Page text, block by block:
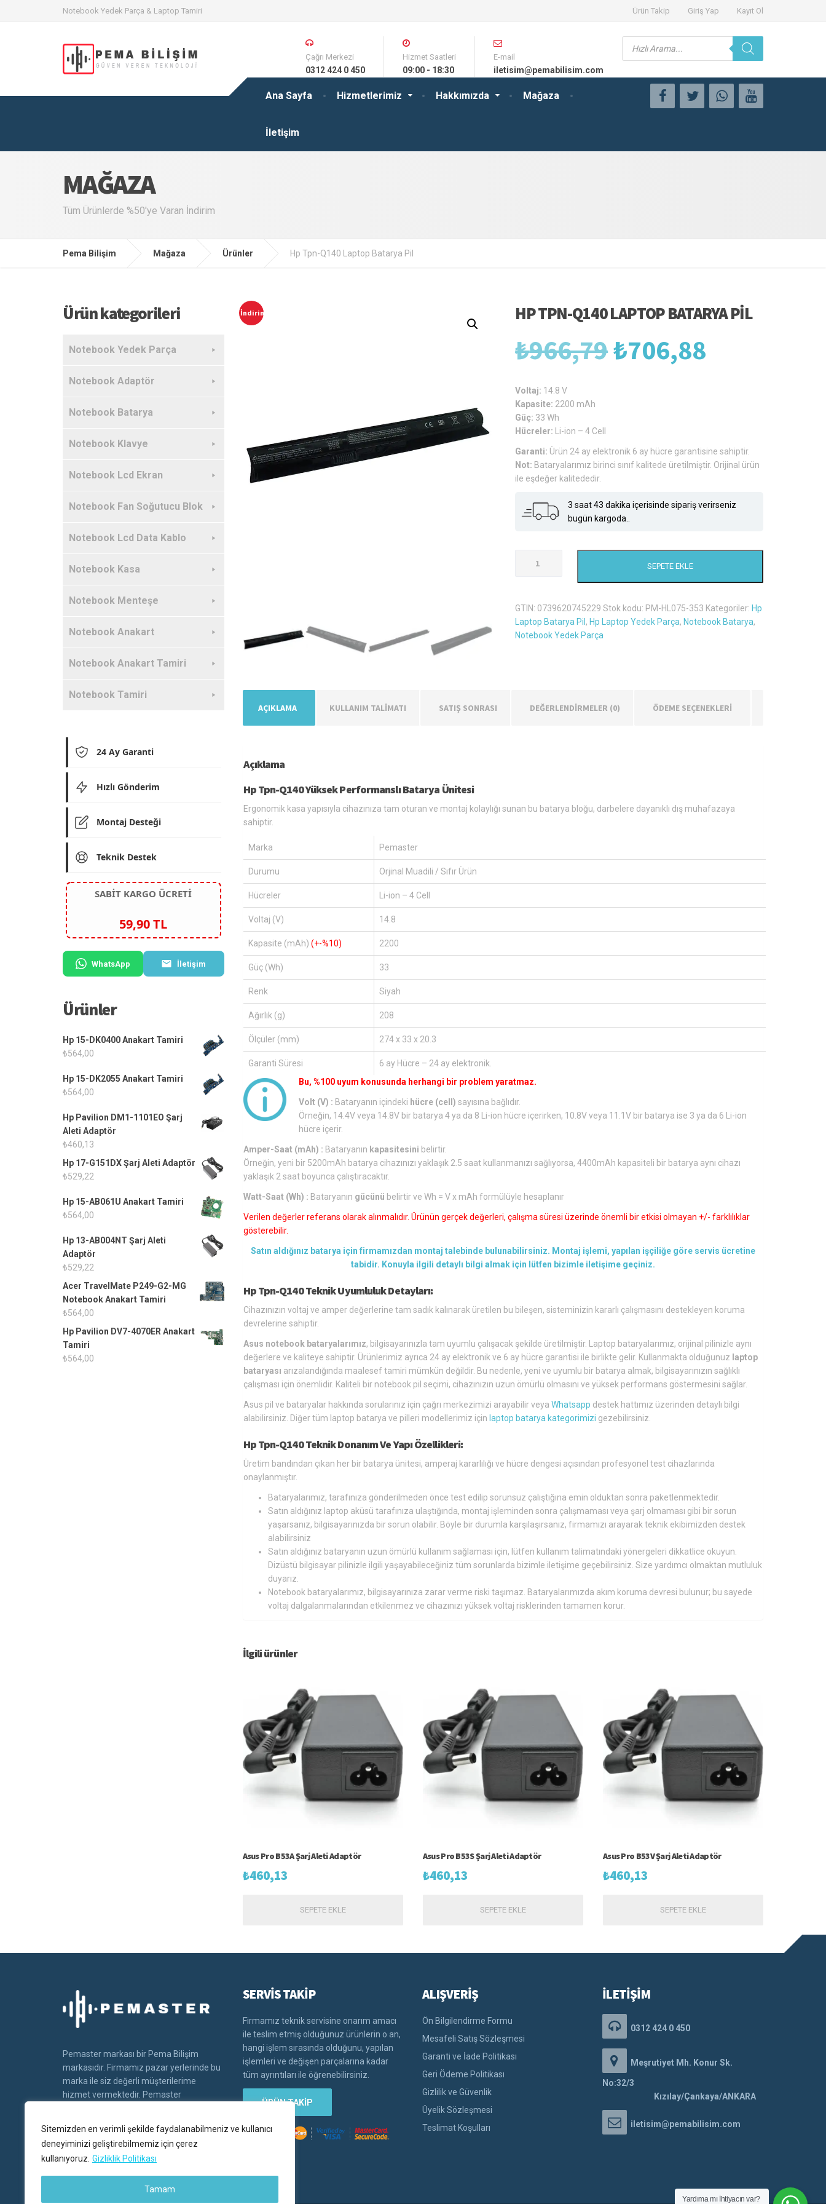
Sitemizden en verimli şekilde faydalanabilmeniz ve kullanıcı
deneyiminizi geliştirebilmemiz için çerez
kullanıyoruz. Gizliklik Politikası
Tamam
Notebook Yedek Parça & Laptop Tamiri Ürün Takip Giriş Yap Kayıt Ol
Ana Sayfa Hizmetlerimiz Hakkımızda Mağaza
İletişim
Çağrı Merkezi
0312 424 0 450
Hizmet Saatleri
09:00 - 18:30
E-mail
iletisim@pemabilisim.com
Products
search
MAĞAZA
Tüm Ürünlerde %50'ye Varan İndirim
Pema Bilişim Mağaza Ürünler Hp Tpn-Q140 Laptop Batarya Pil
İndirim! HP TPN-Q140 LAPTOP BATARYA PIL
₺966,79Orijinal
₺706,88
₺706,88.
Voltaj: 14.8 V
Kapasite: 2200 mAh
Güç: 33 Wh
Hücreler:
Li-ion – 4 Cell
Garanti: Ürün 24 ay elektronik 6 ay hücre garantisine sahiptir.
Not: Bataryalarımız birinci sınıf kalitede üretilmiştir. Orijinal ürün
ile eşdeğer kalitededir.
3 saat 43 dakika içerisinde sipariş verirseniz
bugün kargoda..
Batarya
Pil
adet
SEPETE EKLE
GTIN: 0739620745229 Stok kodu: PM-HL075-353 Kategoriler: Hp
Laptop Batarya Pil , Hp Laptop Yedek Parça, Notebook Batarya,
Notebook Yedek Parça
AÇIKLAMA KULLANIM TALİMATI SATIŞ SONRASI DEĞERLENDIRMELER (0) ÖDEME SEÇENEKLERİ
Açıklama
Hp Tpn-Q140 Yüksek Performanslı Batarya Ünitesi
Ergonomik kasa yapısıyla cihazınıza tam oturan ve montaj kolaylığı sunan bu batarya bloğu, darbelere dayanıklı dış muhafazaya
sahiptir.
Marka Pemaster
Durumu Orjinal Muadili / Sıfır Ürün
Hücreler Li-ion – 4 Cell
Voltaj (V) 14.8
Kapasite (mAh) (+-%10) 2200
Güç (Wh) 33
Renk Siyah
Ağırlık (g) 208
Ölçüler (mm) 274 x 33 x 20.3
Garanti Süresi
6 ay Hücre – 24 ay elektronik.
Bu, %100 uyum konusunda herhangi bir problem yaratmaz.
Volt (V) : Bataryanın içindeki hücre (cell) sayısına bağlıdır.
Örneğin, 14.4V veya 14.8V bir batarya 4 ya da 8 Li-ion hücre içerirken, 10.8V veya 11.1V bir batarya ise 3 ya da 6 Li-ion
hücre içerir.
Amper-Saat (mAh) : Bataryanın kapasitesini belirtir.
Örneğin, yeni bir 5200mAh batarya cihazınızı yaklaşık 2.5 saat kullanmanızı sağlıyorsa, 4400mAh kapasiteli bir batarya aynı cihazı
yaklaşık 2 saat boyunca çalıştıracaktır.
Watt-Saat (Wh) : Bataryanın gücünü belirtir ve Wh = V x mAh formülüyle hesaplanır
Verilen değerler referans olarak alınmalıdır. Ürünün gerçek değerleri, çalışma süresi üzerinde önemli bir etkisi olmayan +/- farklılıklar
gösterebilir.
Satın aldığınız batarya için firmamızdan montaj talebinde bulunabilirsiniz. Montaj işlemi, yapılan işçiliğe göre servis ücretine
tabidir. Konuyla ilgili detaylı bilgi almak için lütfen bizimle iletişime geçiniz.
Hp Tpn-Q140 Teknik Uyumluluk Detayları:
Cihazınızın voltaj ve amper değerlerine tam sadık kalınarak üretilen bu bileşen, sisteminizin kararlı çalışmasını destekleyen koruma
devrelerine sahiptir.
Asus notebook bataryalarımız, bilgisayarınızla tam uyumlu çalışacak şekilde üretilmiştir. Laptop bataryalarımız, orijinal pilinizle aynı
değerlere ve kaliteye sahiptir. Ürünlerimiz ayrıca 24 ay elektronik ve 6 ay hücre garantisi ile birlikte gelir. Kullanmakta olduğunuz laptop
bataryası arızalandığında maalesef tamiri mümkün değildir. Bu nedenle, yeni ve uyumlu bir batarya almak, bilgisayarınızın sağlıklı
çalışması için önemlidir. Kaliteli bir notebook pil seçimi, cihazınızın uzun ömürlü olmasını ve yüksek performans göstermesini sağlar.
Asus pil ve bataryalar hakkında sorularınız için çağrı merkezimizi arayabilir veya Whatsapp destek hattımız üzerinden detaylı bilgi
alabilirsiniz. Diğer tüm laptop batarya ve pilleri modellerimiz için laptop batarya kategorimizi gezebilirsiniz.
Hp Tpn-Q140 Teknik Donanım Ve Yapı Özellikleri:
Üretim bandından çıkan her bir batarya ünitesi, amperaj kararlılığı ve hücre dengesi açısından profesyonel test cihazlarında
onaylanmıştır.
Bataryalarımız, tarafınıza gönderilmeden önce test edilip sorunsuz çalıştığına emin olduktan sonra paketlenmektedir.
Satın aldığınız laptop aküsü tarafınıza ulaştığında, montaj işleminden sonra çalışmaması veya şarj olmaması gibi bir sorun
yaşarsanız, bilgisayarınızda bir sorun olabilir. Böyle bir durumla karşılaşırsanız, firmamızı arayarak teknik ekibimizden destek
alabilirsiniz
Satın aldığınız bataryanın uzun ömürlü kullanım sağlaması için, lütfen kullanım talimatındaki yönergeleri dikkatlice okuyun.
Dizüstü bilgisayar pilinizle ilgili yaşayabileceğiniz tüm sorunlarda bizimle iletişime geçebilirsiniz. Size yardımcı olmaktan mutluluk
duyarız.
Notebook bataryalarımız, bilgisayarınıza zarar verme riski taşımaz. Bataryalarımızda akım koruma devresi bulunur; bu sayede
voltaj dalgalanmalarından etkilenmez ve cihazınızı yüksek voltaj risklerinden tamamen korur.
İlgili ürünler
Asus Pro B53A Şarj Aleti Adaptör
₺460,13
SEPETE EKLE
Asus Pro B53S Şarj Aleti Adaptör
₺460,13
SEPETE EKLE
Asus Pro B53V Şarj Aleti Adaptör
₺460,13
SEPETE EKLE
Ürün kategorileri
Notebook Yedek Parça
Notebook Adaptör
Notebook Batarya
Notebook Klavye
Notebook Lcd Ekran
Notebook Fan Soğutucu Blok
Notebook Lcd Data Kablo
Notebook Kasa
Notebook Menteşe
Notebook Anakart
Notebook Anakart Tamiri
Notebook Tamiri
24 Ay Garanti
Hızlı Gönderim
Montaj Desteği
Teknik Destek
SABİT KARGO ÜCRETİ
59,90 TL
WhatsApp İletişim
Ürünler
Hp 15-DK0400 Anakart Tamiri
₺564,00
Hp 15-DK2055 Anakart Tamiri
₺564,00
Hp Pavilion DM1-1101EO Şarj
Aleti Adaptör
₺460,13
Hp 17-G151DX Şarj Aleti Adaptör
₺529,22
Hp 15-AB061U Anakart Tamiri
₺564,00
Hp 13-AB004NT Şarj Aleti
Adaptör
₺529,22
Acer TravelMate P249-G2-MG
Notebook Anakart Tamiri
₺564,00
Hp Pavilion DV7-4070ER Anakart
Tamiri
₺564,00
Pemaster markası bir Pema Bilişim
markasıdır. Firmamız pazar yerlerinde bu
marka ile siz değerli müşterilerime
hizmet vermektedir. Pemaster
SERVİS TAKİP
Firmamız teknik servisine onarım amacı
ile teslim etmiş olduğunuz ürünlerin o an,
hangi işlem sırasında olduğunu, yapılan
işlemleri ve değişen parçalarına kadar
tüm ayrıntıları ile öğrenebilirsiniz.
ÜRÜN TAKİP
ALIŞVERİŞ
Ön Bilgilendirme Formu
Mesafeli Satış Sözleşmesi
Garanti ve İade Politikası
Geri Ödeme Politikası
Gizlilik ve Güvenlik
Üyelik Sözleşmesi
Teslimat Koşulları
İLETİŞİM
0312 424 0 450
Meşrutiyet Mh. Konur Sk.
No:32/3
Kızılay/Çankaya/ANKARA
iletisim@pemabilisim.com
Yardıma mı İhtiyacın var?